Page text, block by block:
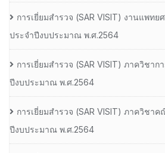
การเยี่ยมสํารวจ (SAR VISIT) งานแพท
ประจําปีงบประมาณ พ.ศ.2564
การเยี่ยมสํารวจ (SAR VISIT) ภาควิชา
ปีงบประมาณ พ.ศ.2564
การเยี่ยมสํารวจ (SAR VISIT) ภาควิชา
ปีงบประมาณ พ.ศ.2564